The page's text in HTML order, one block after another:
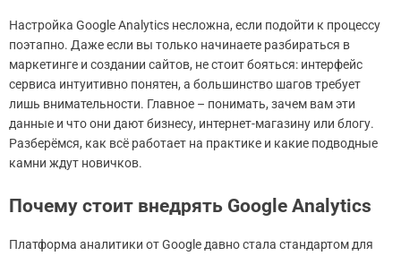
Настройка Google Analytics несложна, если подойти к процессу
поэтапно. Даже если вы только начинаете разбираться в
маркетинге и создании сайтов, не стоит бояться: интерфейс
сервиса интуитивно понятен, а большинство шагов требует
лишь внимательности. Главное – понимать, зачем вам эти
данные и что они дают бизнесу, интернет-магазину или блогу.
Разберёмся, как всё работает на практике и какие подводные
камни ждут новичков.
Почему стоит внедрять Google Analytics
Платформа аналитики от Google давно стала стандартом для